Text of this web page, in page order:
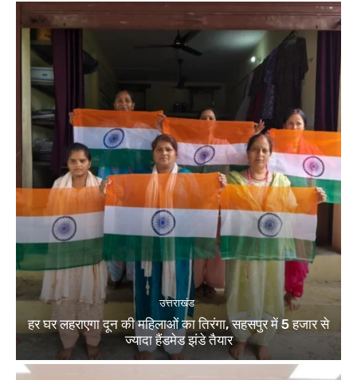
उत्तराखंड
हर घर लहराएगा दून की महिलाओं का तिरंगा, सहसपुर में 5 हजार से
ज्यादा हैंडमेड झंडे तैयार